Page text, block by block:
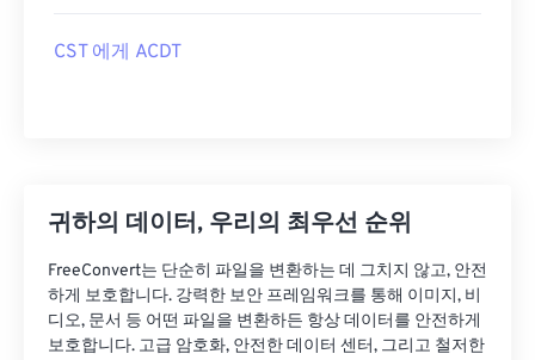
CST 에게 ACDT
귀하의 데이터, 우리의 최우선 순위
FreeConvert는 단순히 파일을 변환하는 데 그치지 않고, 안전
하게 보호합니다. 강력한 보안 프레임워크를 통해 이미지, 비
디오, 문서 등 어떤 파일을 변환하든 항상 데이터를 안전하게
보호합니다. 고급 암호화, 안전한 데이터 센터, 그리고 철저한